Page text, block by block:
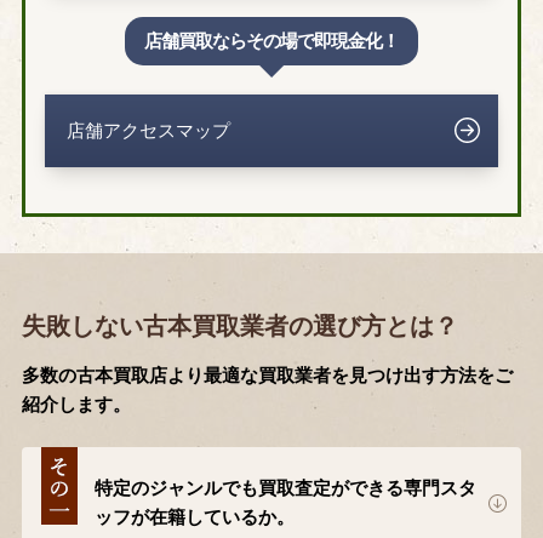
店舗買取ならその場で即現金化！
店舗アクセスマップ
失敗しない古本買取業者の選び方とは？
多数の古本買取店より最適な買取業者を見つけ出す方法をご
紹介します。
特定のジャンルでも買取査定ができる専門スタ
ッフが在籍しているか。